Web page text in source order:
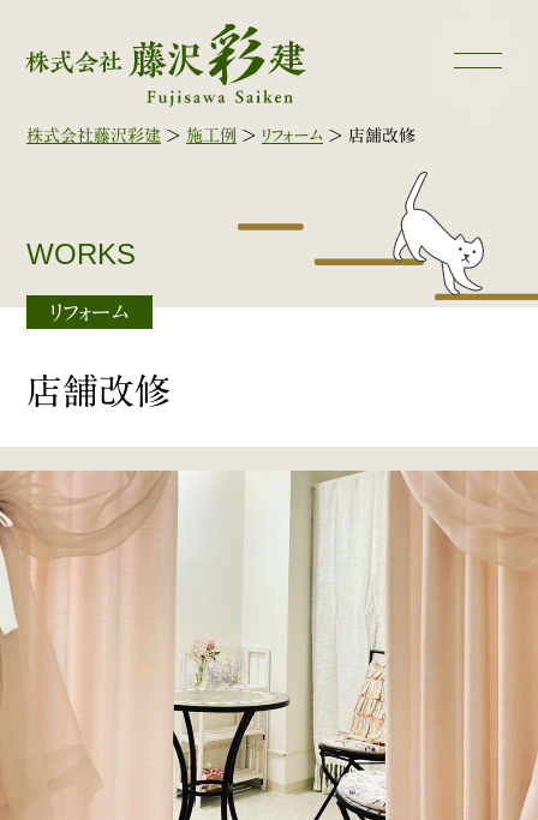
株式会社藤沢彩建 > 施工例 > リフォーム > 店舗改修
WORKS
リフォーム
店舗改修